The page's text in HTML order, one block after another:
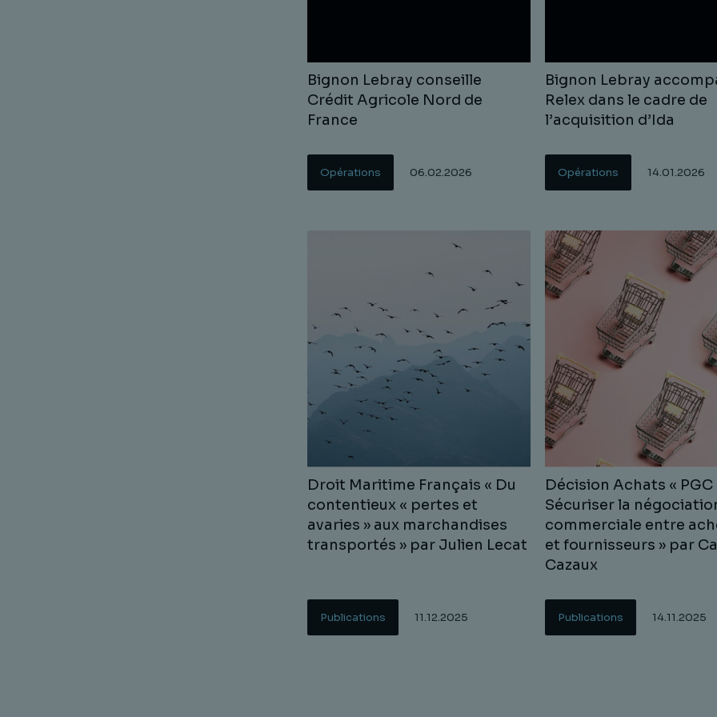
Bignon Lebray conseille
Crédit Agricole Nord de
France
Opérations 06.02.2026
Bignon Lebray
Relex dans le cadre de
l’acquisition d’Ida
Opérations 14.01.2026
Droit Maritime Français « Du
contentieux « pertes et
avaries » aux marchandises
transportés » par Julien Lecat
Publications 11.12.2025
Décision Achats « PGC
Sécuriser la
commerciale entre
et fournisseurs » par
Cazaux
Publications 14.11.2025